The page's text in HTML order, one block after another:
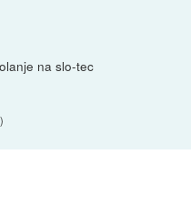
na slo-tec
)